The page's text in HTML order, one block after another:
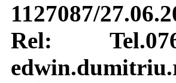
1127087/
Rel: